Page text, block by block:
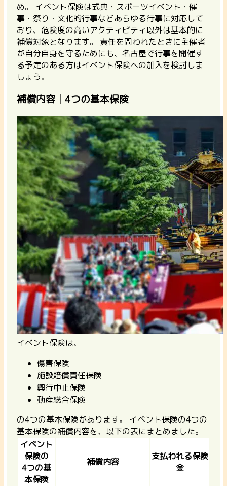
め。
イベント保険は式典・スポーツイベント・催
事・祭り・文化的行事などあらゆる行事に対応して
おり、危険度の高いアクティビティ以外は基本的に
補償対象となります。 責任を問われたときに主催者
が自分自身を守るためにも、名古屋で行事を開催す
る予定のある方はイベント保険への加入を検討しま
しょう。
補償内容│4つの基本保険
イベント保険は、
傷害保険
施設賠償責任保険
興行中止保険
動産総合保険
の4つの基本保険があります。 イベント保険の4つの
基本保険の補償内容を、以下の表にまとめました。
イベント
保険の
4つの基
本保険
補償内容
支払われる保険
金